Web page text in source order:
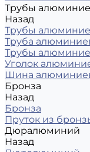
Трубы
Назад
Трубы
Труба
Трубы
Уголок
Шина
Бронза
Назад
Бронза
Пруток из
Дюралюминий
Назад